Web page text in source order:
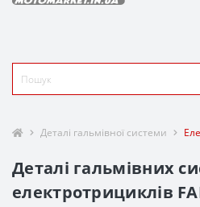
Деталі гальмівної системи
Деталі гальмівних
електротрициклів